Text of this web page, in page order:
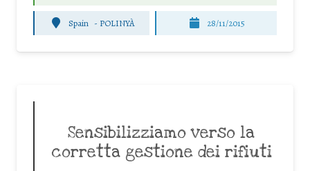
Spain - POLINYÀ 28/11/2015
Sensibilizziamo verso la
corretta gestione dei rifiuti